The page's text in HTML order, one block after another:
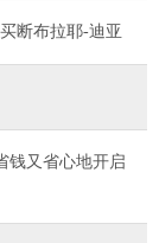
断布拉耶-迪亚
钱又省心地开启